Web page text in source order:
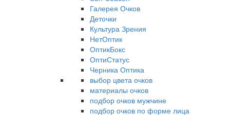
Галерея Очков
Деточки
Культура Зрения
НетОптик
ОптикБокс
ОптиСтатус
Черника Оптика
выбор цвета очков
материалы очков
подбор очков мужчине
подбор очков по форме лица